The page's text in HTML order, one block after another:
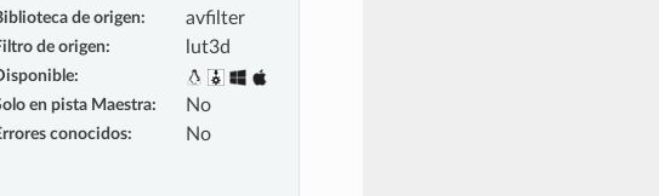
de origen: avfilter
de origen: lut3d
:
en pista Maestra: No
conocidos: No